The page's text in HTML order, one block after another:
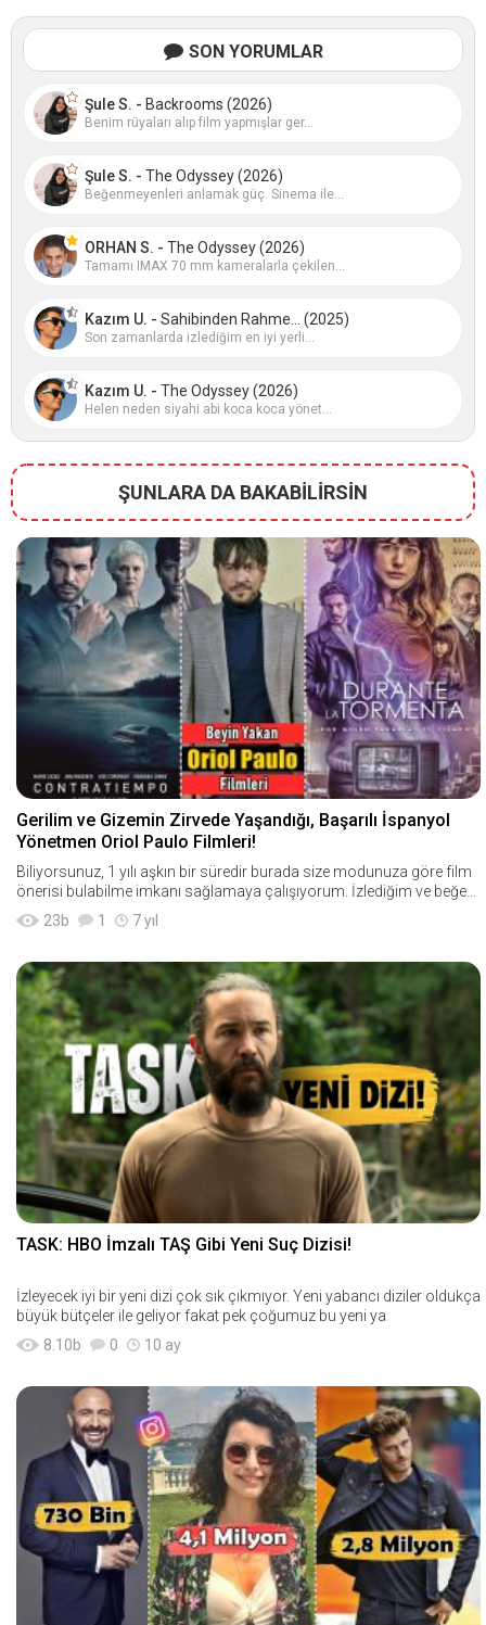
SON YORUMLAR
Şule S. - Backrooms (2026)
Benim rüyaları alıp film yapmışlar ger...
Şule S. - The Odyssey (2026)
Beğenmeyenleri anlamak güç. Sinema ile...
ORHAN S. - The Odyssey (2026)
Tamamı IMAX 70 mm kameralarla çekilen...
Kazım U. - Sahibinden Rahme... (2025)
Son zamanlarda izlediğim en iyi yerli...
Kazım U. - The Odyssey (2026)
Helen neden siyahi abi koca koca yönet...
ŞUNLARA DA BAKABİLİRSİN
Gerilim ve Gizemin Zirvede Yaşandığı, Başarılı İspanyol
Yönetmen Oriol Paulo Filmleri!
Biliyorsunuz, 1 yılı aşkın bir süredir burada size modunuza göre film
önerisi bulabilme imkanı sağlamaya çalışıyorum. İzlediğim ve beğen
diğim filmleri "B
23b 1 7 yıl
TASK: HBO İmzalı TAŞ Gibi Yeni Suç Dizisi!
İzleyecek iyi bir yeni dizi çok sık çıkmıyor. Yeni yabancı diziler oldukça
büyük bütçeler ile geliyor fakat pek çoğumuz bu yeni ya
8.10b 0 10 ay